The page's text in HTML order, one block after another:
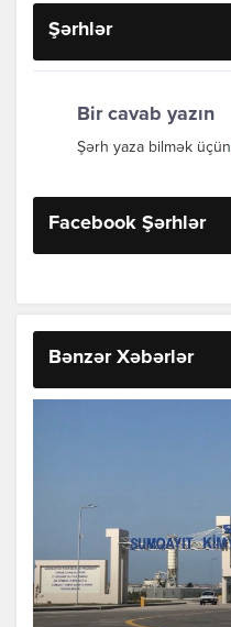
Şərhlər
Bir cavab yazın
Şərh yaza bilmək üçün
Facebook Şərhlər
Bənzər Xəbərlər